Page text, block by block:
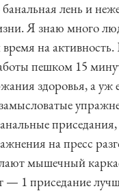
лень и
Я знаю много
на активность.
пешком 15
здоровья, а уж
на пресс
мышечный
1 приседание